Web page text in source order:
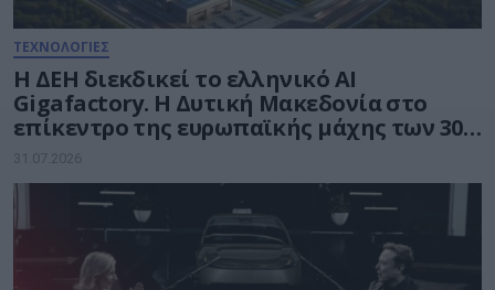
ΤΕΧΝΟΛΟΓΙΕΣ
Η ΔΕΗ διεκδικεί το ελληνικό AI
Gigafactory. Η Δυτική Μακεδονία στο
επίκεντρο της ευρωπαϊκής μάχης των 30
δισ. ευρώ για την Τεχνητή Νοημοσύνη
31.07.2026